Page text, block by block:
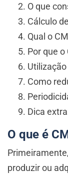
O que
Cálculo
Qual o
Por que
Como
Dica
O que é
produzir ou